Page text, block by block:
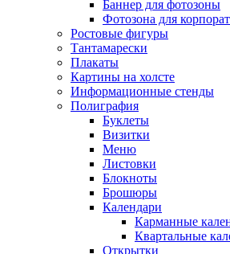
Баннер для фотозоны
Фотозона для
Ростовые фигуры
Тантамарески
Плакаты
Картины на холсте
Информационные стенды
Полиграфия
Буклеты
Визитки
Меню
Листовки
Блокноты
Брошюры
Календари
Карманные
Квартальные
Открытки